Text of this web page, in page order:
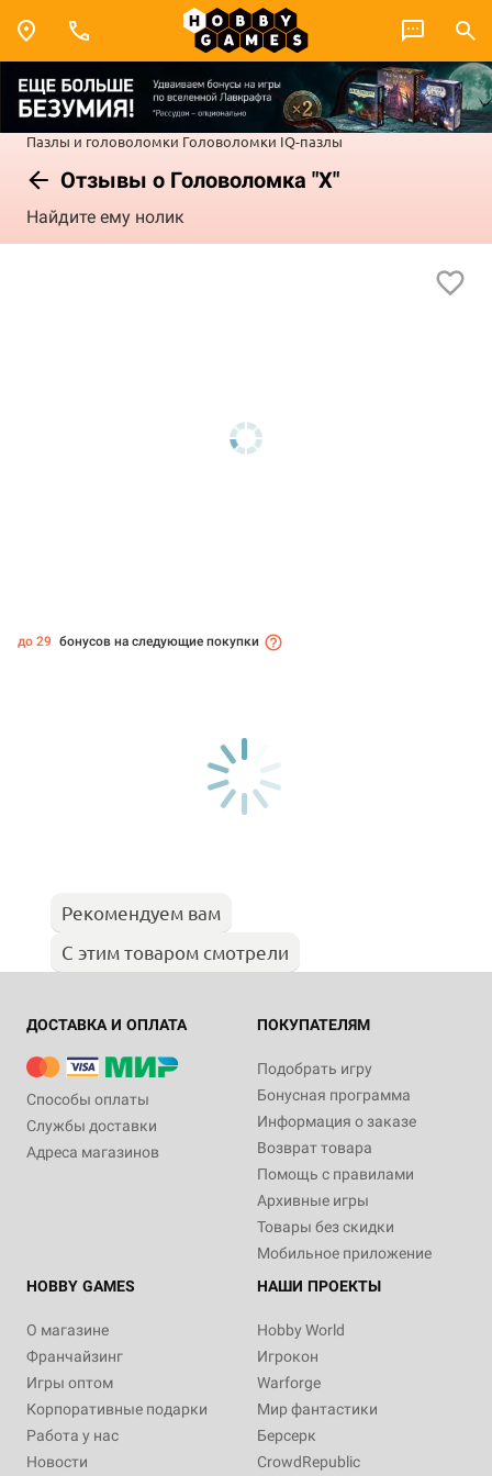
Пазлы и головоломки Головоломки IQ-пазлы
Отзывы о Головоломка "Х"
Найдите ему нолик
до 29 бонусов на следующие покупки
Рекомендуем вам
С этим товаром смотрели
ДОСТАВКА И ОПЛАТА
Способы оплаты
Службы доставки
Адреса магазинов
ПОКУПАТЕЛЯМ
Подобрать игру
Бонусная программа
Информация о заказе
Возврат товара
Помощь с правилами
Архивные игры
Товары без скидки
Мобильное приложение
HOBBY GAMES
О магазине
Франчайзинг
Игры оптом
Корпоративные подарки
Работа у нас
Новости
НАШИ ПРОЕКТЫ
Hobby World
Игрокон
Warforge
Мир фантастики
Берсерк
CrowdRepublic